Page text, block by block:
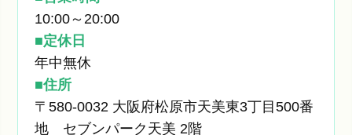
10:00～20:00
定休日
年中無休
住所
〒580-0032 大阪府松原市天美東3丁目500番
地 セブンパーク天美 2階